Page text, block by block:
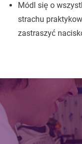
Módl się o
strachu
zastraszyć